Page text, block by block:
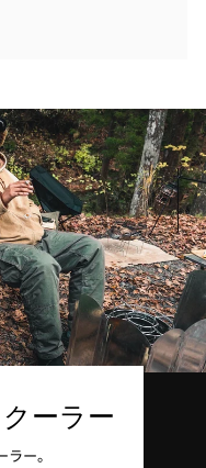
ーラー
ー。